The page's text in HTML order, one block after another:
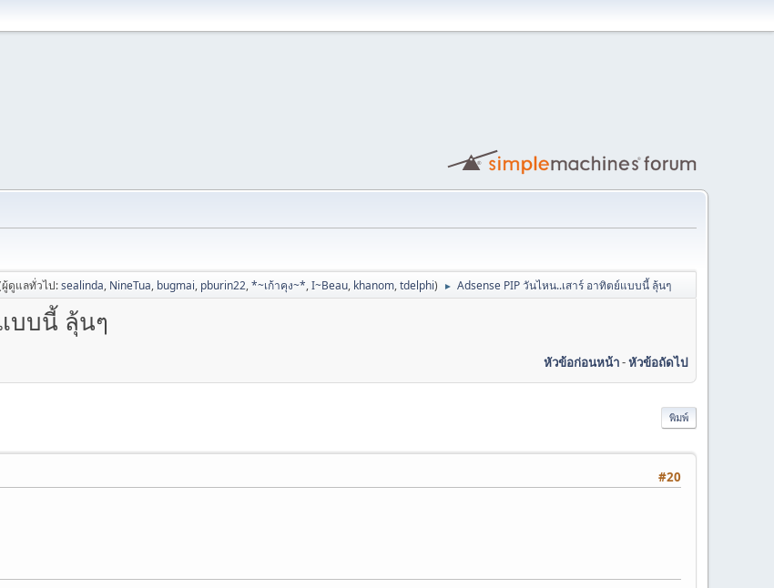
ดูแลทั่วไป:sealinda, NineTua, bugmai, pburin22,*~เก้าคุง~*,I~Beau, khanom,tdelphi) ► Adsense PIP วันไหน..เสาร์ อาทิตย์แบบนี้ ลุ้นๆ
บบนี้ ลุ้นๆ
หัวข้อก่อนหน้า-หัวข้อถัดไป
พิมพ์
#20